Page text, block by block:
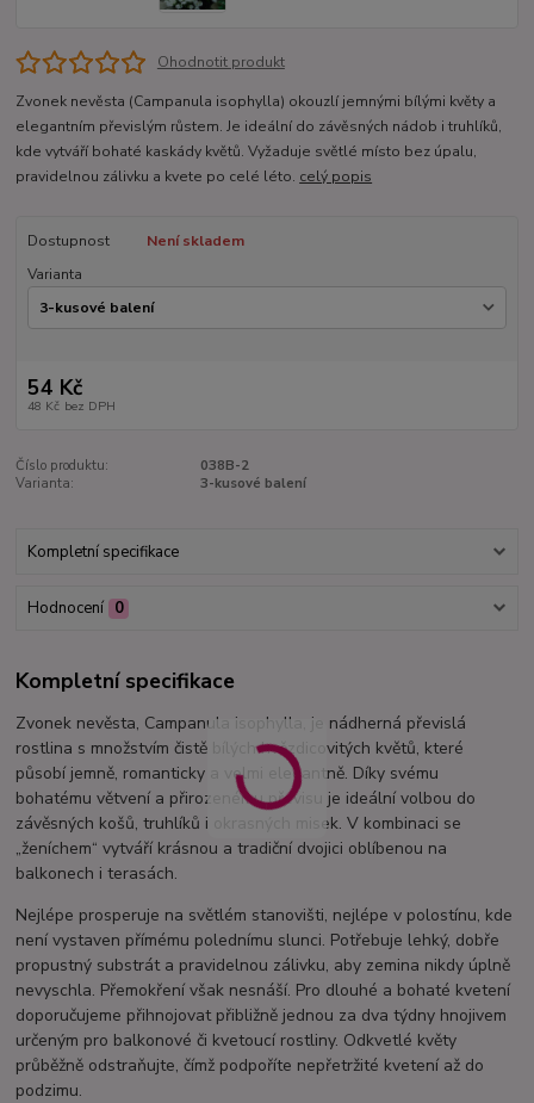
Ohodnotit produkt
Zvonek nevěsta (Campanula isophylla) okouzlí jemnými bílými květy a
elegantním převislým růstem. Je ideální do závěsných nádob i truhlíků,
kde vytváří bohaté kaskády květů. Vyžaduje světlé místo bez úpalu,
pravidelnou zálivku a kvete po celé léto. celý popis
Dostupnost
Není skladem
Varianta
54 Kč
48 Kč bez DPH
Číslo produktu:
038B-2
Varianta:
3-kusové balení
Kompletní specifikace
Hodnocení 0
Kompletní specifikace
Zvonek nevěsta, Campanula isophylla, je nádherná převislá
rostlina s množstvím čistě bílých hvězdicovitých květů, které
působí jemně, romanticky a velmi elegantně. Díky svému
bohatému větvení a přirozenému převisu je ideální volbou do
závěsných košů, truhlíků i okrasných misek. V kombinaci se
„ženíchem“ vytváří krásnou a tradiční dvojici oblíbenou na
balkonech i terasách.
Nejlépe prosperuje na světlém stanovišti, nejlépe v polostínu, kde
není vystaven přímému polednímu slunci. Potřebuje lehký, dobře
propustný substrát a pravidelnou zálivku, aby zemina nikdy úplně
nevyschla. Přemokření však nesnáší. Pro dlouhé a bohaté kvetení
doporučujeme přihnojovat přibližně jednou za dva týdny hnojivem
určeným pro balkonové či kvetoucí rostliny. Odkvetlé květy
průběžně odstraňujte, čímž podpoříte nepřetržité kvetení až do
podzimu.